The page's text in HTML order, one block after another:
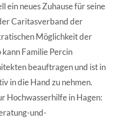
ein neues Zuhause für seine
Caritasverband der
Möglichkeit der
Familie Percin
beauftragen und ist in
in die Hand zu nehmen.
Hochwasserhilfe in Hagen:
und-